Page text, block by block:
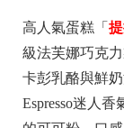
高人氣蛋糕「
級法芙娜巧克
卡彭乳酪與鮮
Espresso迷人